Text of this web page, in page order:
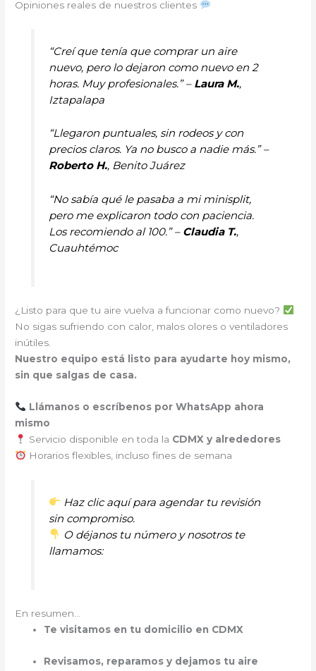
Opiniones reales de nuestros clientes
“Creí que tenía que comprar un aire
nuevo, pero lo dejaron como nuevo en 2
horas. Muy profesionales.” – Laura M.,
Iztapalapa
“Llegaron puntuales, sin rodeos y con
precios claros. Ya no busco a nadie más.” –
Roberto H., Benito Juárez
“No sabía qué le pasaba a mi minisplit,
pero me explicaron todo con paciencia.
Los recomiendo al 100.” – Claudia T.,
Cuauhtémoc
¿Listo para que tu aire vuelva a funcionar como nuevo?
No sigas sufriendo con calor, malos olores o ventiladores
inútiles.
Nuestro equipo está listo para ayudarte hoy mismo,
sin que salgas de casa.
Llámanos o escríbenos por WhatsApp ahora
mismo
Servicio disponible en toda la CDMX y alrededores
Horarios flexibles, incluso fines de semana
Haz clic aquí para agendar tu revisión
sin compromiso.
O déjanos tu número y nosotros te
llamamos:
En resumen…
Te visitamos en tu domicilio en CDMX
Revisamos, reparamos y dejamos tu aire